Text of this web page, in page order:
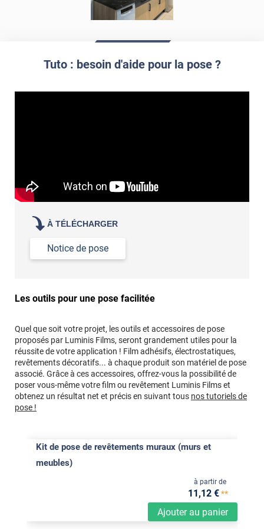
Tuto : besoin d'aide pour la pose ?
À TÉLÉCHARGER
Notice de pose
Les outils pour une pose facilitée
Quel que soit votre projet, les outils et accessoires de pose
proposés par Luminis Films, seront grandement utiles pour la
réussite de votre application ! Film adhésifs, électrostatiques,
revêtements décoratifs... à chaque produit son matériel de pose
associé. Grâce à ces accessoires, offrez-vous la possibilité de
poser vous-même votre film ou revêtement Luminis Films et
obtenez un résultat net et précis en suivant tous nos tutoriels de
pose !
Kit de pose de revêtements muraux (murs et
meubles)
Ajouter au panier
à partir de
11,12 €**